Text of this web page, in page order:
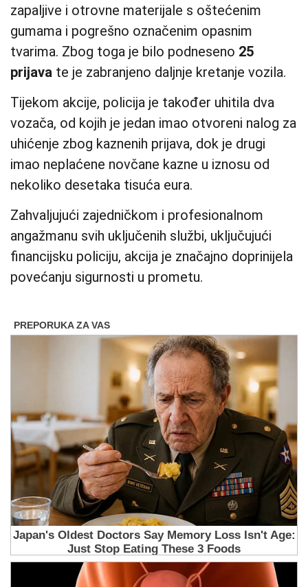
zapaljive i otrovne materijale s oštećenim
gumama i pogrešno označenim opasnim
tvarima. Zbog toga je bilo podneseno 25
prijava te je zabranjeno daljnje kretanje vozila.
Tijekom akcije, policija je također uhitila dva
vozača, od kojih je jedan imao otvoreni nalog za
uhićenje zbog kaznenih prijava, dok je drugi
imao neplaćene novčane kazne u iznosu od
nekoliko desetaka tisuća eura.
Zahvaljujući zajedničkom i profesionalnom
angažmanu svih uključenih službi, uključujući
financijsku policiju, akcija je značajno doprinijela
povećanju sigurnosti u prometu.